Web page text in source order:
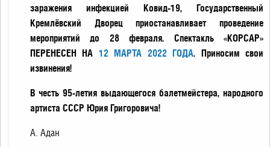
заражения инфекцией Ковид-19, Государственный
Кремлёвский Дворец приостанавливает проведение
мероприятий до 28 февраля. Спектакль «КОРСАР»
ПЕРЕНЕСЕН НА 12 МАРТА 2022 ГОДА. Приносим свои
извинения!
В честь 95-летия выдающегося балетмейстера, народного
артиста СССР Юрия Григоровича!
А. Адан